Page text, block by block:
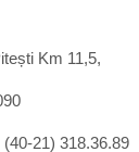
Km 11,5,
21) 318.36.89